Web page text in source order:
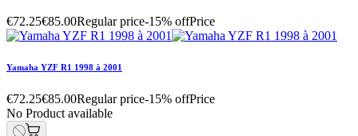
€72.25€85.00Regular price-15% offPrice
Yamaha YZF R1 1998 à 2001
€72.25€85.00Regular price-15% offPrice
No Product available